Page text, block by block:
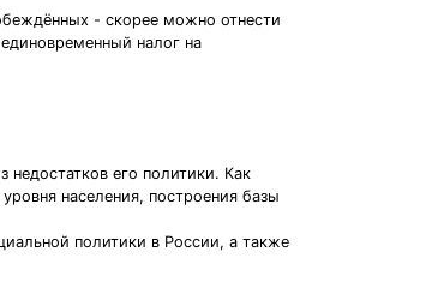
- скорее можно отнести
налог на
недостатков его политики. Как
населения, построения базы
политики в России, а также